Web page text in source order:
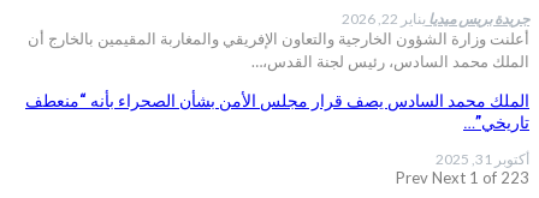
جريدة بريس ميديا يناير 22, 2026
أعلنت وزارة الشؤون الخارجية والتعاون الإفريقي والمغاربة المقيمين بالخارج أن
الملك محمد السادس، رئيس لجنة القدس،…
الملك محمد السادس يصف قرار مجلس الأمن بشأن الصحراء بأنه “منعطف
تاريخي”…
أكتوبر 31, 2025
PrevNext 1 of 223